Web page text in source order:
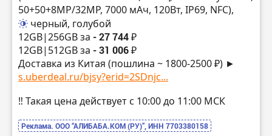
50+50+8MP/32МР, 7000 мАч, 120Вт, IP69, NFC),
черный, голубой
12GB|256GB за - 27 744 ₽
12GB|512GB за - 31 006 ₽
Доставка из Китая (пошлина ~ 1800-2500 ₽) ►
s.uberdeal.ru/bjsy?erid=2SDnjc...
‼️ Такая цена действует с 10:00 до 11:00 МСК
Реклама. ООО “АЛИБАБА.КОМ (РУ)”, ИНН 7703380158